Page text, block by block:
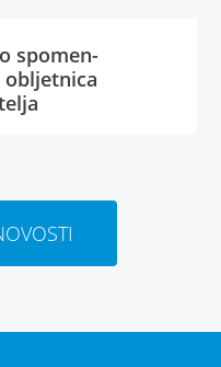
spomen-
obljetnica